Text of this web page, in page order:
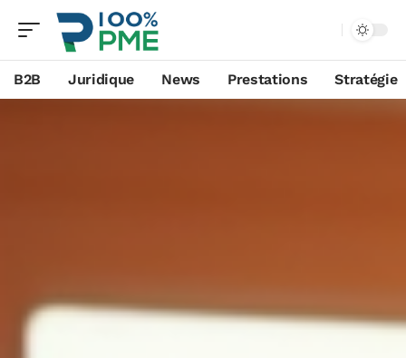
B2B Juridique News Prestations Stratégie